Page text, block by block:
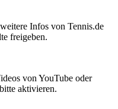
Infos von Tennis.de
freigeben.
von YouTube oder
aktivieren.